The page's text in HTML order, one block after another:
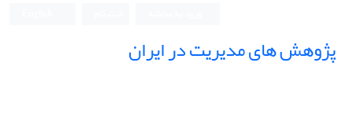
پژوهش های مدیریت در ایران